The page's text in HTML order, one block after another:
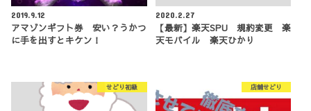
2019.9.12
アマゾンギフト券 安い？うかつ
に手を出すとキケン！
2020.2.27
【最新】楽天SPU 規約変更 楽
天モバイル 楽天ひかり
せどり初級 店舗せどり